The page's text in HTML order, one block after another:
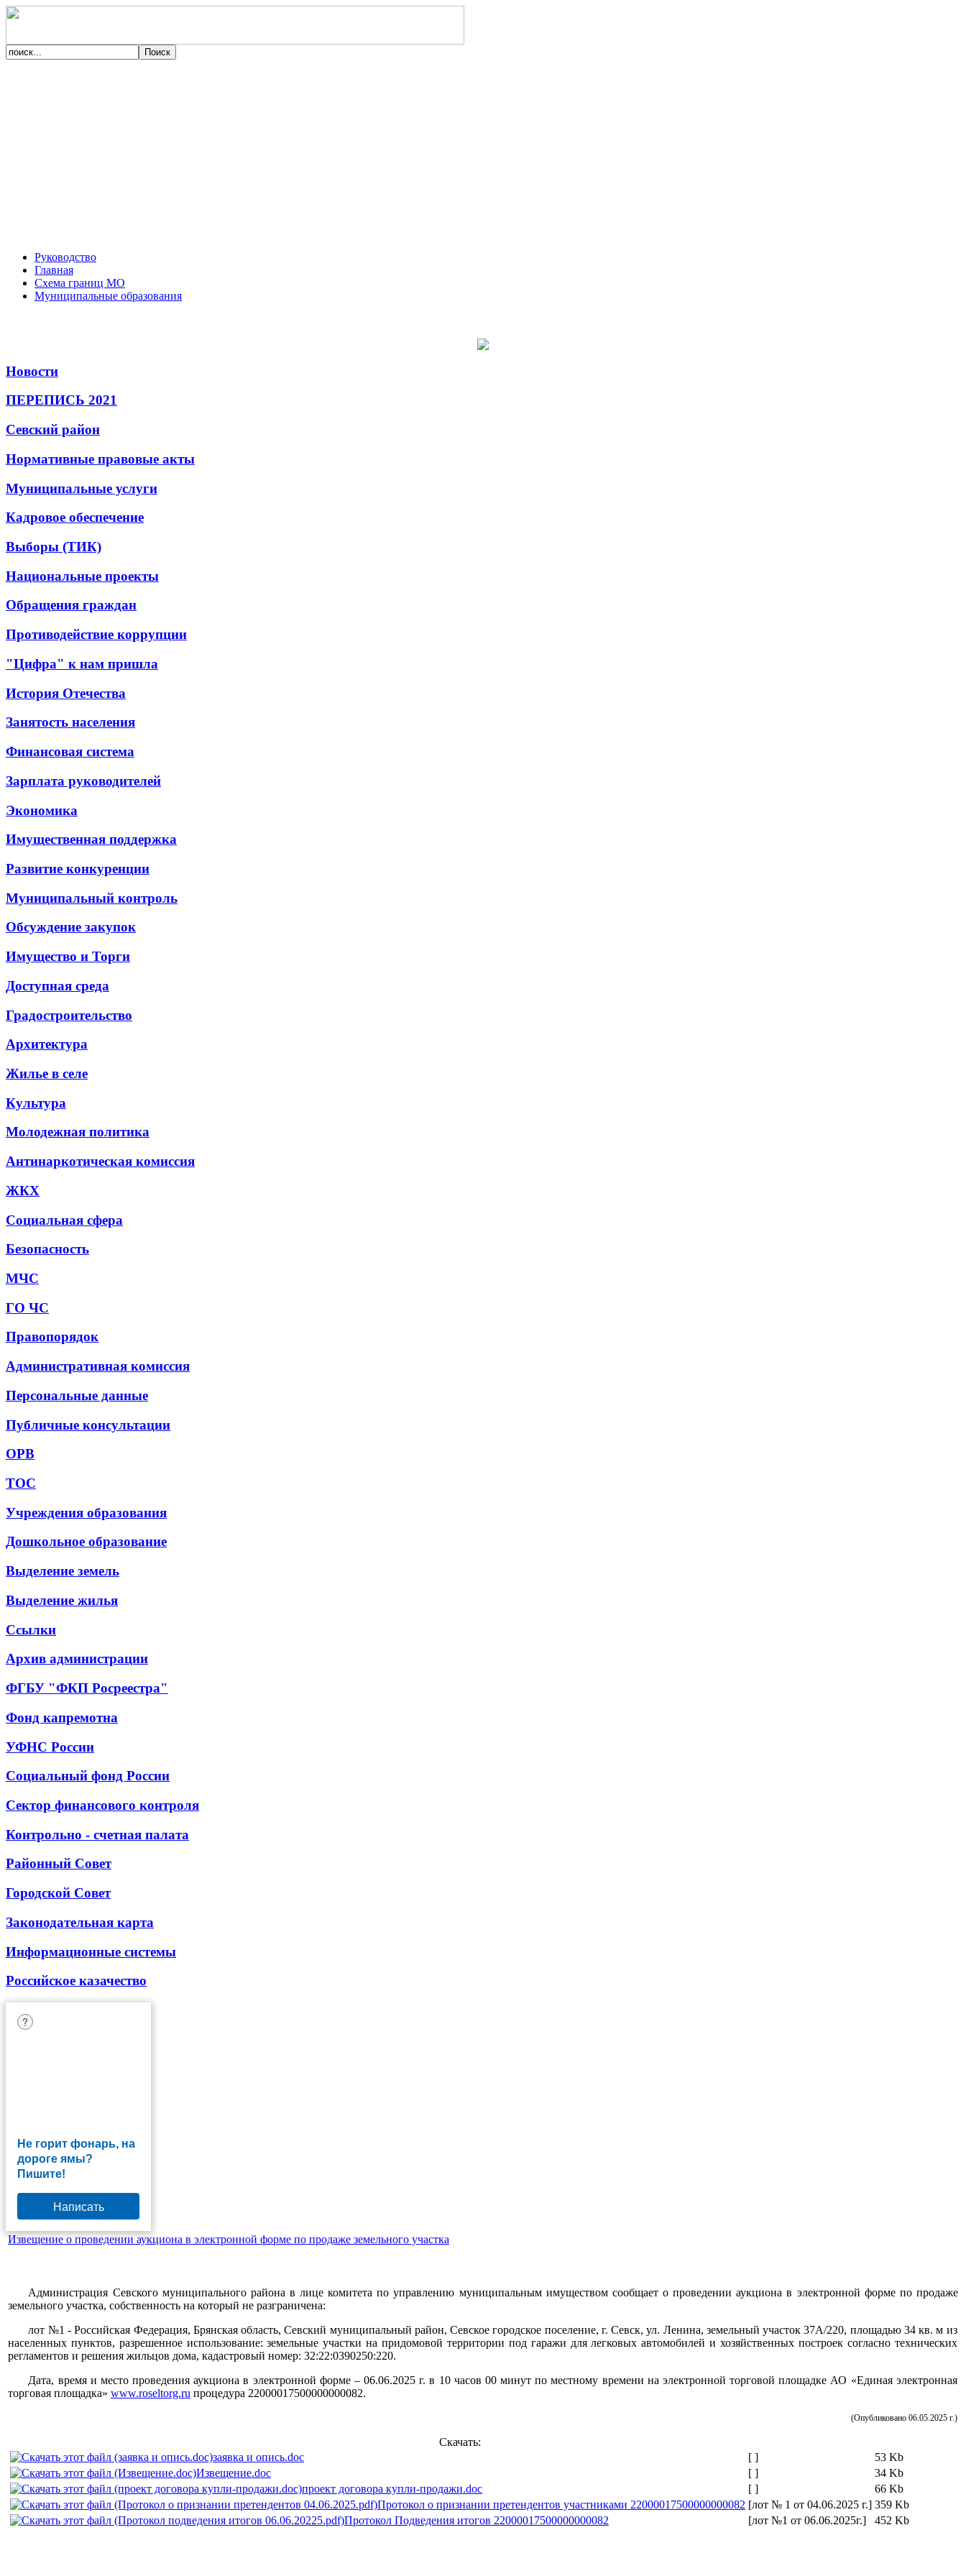
Руководство
Главная
Схема границ МО
Муниципальные образования
Новости
ПЕРЕПИСЬ 2021
Севский район
Нормативные правовые акты
Муниципальные услуги
Кадровое обеспечение
Выборы (ТИК)
Национальные проекты
Обращения граждан
Противодействие коррупции
"Цифра" к нам пришла
История Отечества
Занятость населения
Финансовая система
Зарплата руководителей
Экономика
Имущественная поддержка
Развитие конкуренции
Муниципальный контроль
Обсуждение закупок
Имущество и Торги
Доступная среда
Градостроительство
Архитектура
Жилье в селе
Культура
Молодежная политика
Антинаркотическая комиссия
ЖКХ
Социальная сфера
Безопасность
МЧС
ГО ЧС
Правопорядок
Административная комиссия
Персональные данные
Публичные консультации
ОРВ
ТОС
Учреждения образования
Дошкольное образование
Выделение земель
Выделение жилья
Ссылки
Архив администрации
ФГБУ "ФКП Росреестра"
Фонд капремотна
УФНС России
Социальный фонд России
Сектор финансового контроля
Контрольно - счетная палата
Районный Совет
Городской Совет
Законодательная карта
Информационные системы
Российское казачество
Не горит фонарь, на
дороге ямы?
Пишите!
Написать
?
Извещение о проведении аукциона в электронной форме по продаже земельного участка
Администрация Севского муниципального района в лице комитета по управлению муниципальным имуществом сообщает о проведении аукциона в электронной форме по продаже
земельного участка, собственность на который не разграничена:
лот №1 - Российская Федерация, Брянская область, Севский муниципальный район, Севское городское поселение, г. Севск, ул. Ленина, земельный участок 37А/220, площадью 34 кв. м из
населенных пунктов, разрешенное использование: земельные участки на придомовой территории под гаражи для легковых автомобилей и хозяйственных построек согласно технических
регламентов и решения жильцов дома, кадастровый номер: 32:22:0390250:220.
Дата, время и место проведения аукциона в электронной форме – 06.06.2025 г. в 10 часов 00 минут по местному времени на электронной торговой площадке АО «Единая электронная
торговая площадка» www.roseltorg.ru процедура 22000017500000000082.
(Опубликовано 06.05.2025 г.)
Скачать:
заявка и опись.doc
[ ]
53 Kb
Извещение.doc
[ ]
34 Kb
проект договора купли-продажи.doc
[ ]
66 Kb
Протокол о признании претендентов участниками 22000017500000000082 [лот № 1 от 04.06.2025 г.] 359 Kb
Протокол Подведения итогов 22000017500000000082
[лот №1 от 06.06.2025г.] 452 Kb